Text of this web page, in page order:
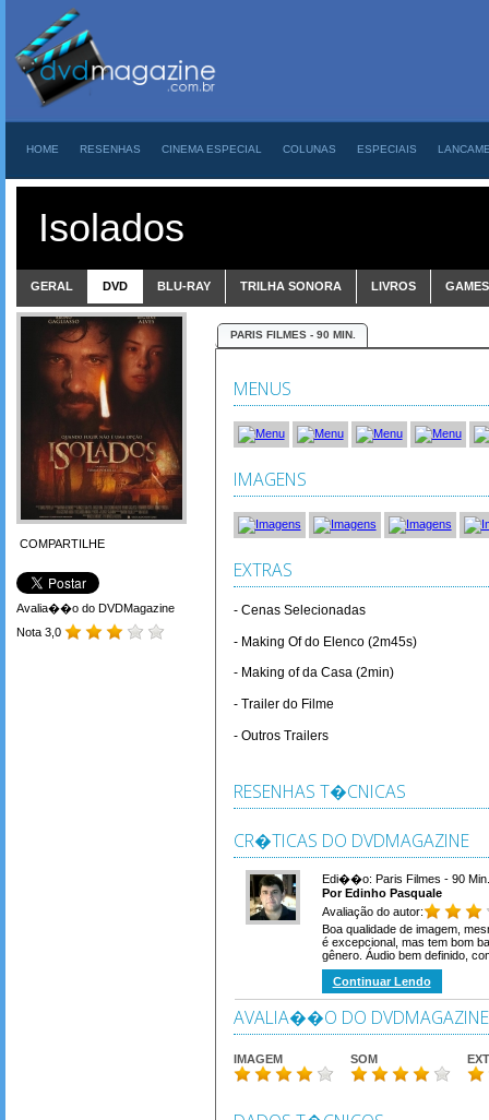
HOME RESENHAS CINEMA ESPECIAL COLUNAS ESPECIAIS
Isolados
GERAL DVD BLU-RAY TRILHA SONORA LIVROS GAMES
COMPARTILHE
Avalia��o do DVDMagazine
Nota 3,0
PARIS FILMES - 90 MIN.
MENUS
IMAGENS
EXTRAS
- Cenas Selecionadas
- Making Of do Elenco (2m45s)
- Making of da Casa (2min)
- Trailer do Filme
- Outros Trailers
RESENHAS T�CNICAS
CR�TICAS DO DVDMAGAZINE
Edi��o: Paris Filmes - 90 Min.
Por Edinho Pasquale
Avaliação do autor:
Boa qualidade de imagem,
é excepcional, mas tem bom
gênero. Áudio bem definido,
Continuar Lendo
AVALIA��O DO DVDMAGAZINE
IMAGEM SOM